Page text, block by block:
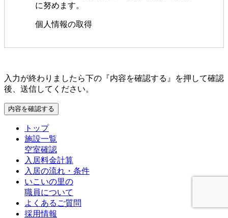
に努めます。
個人情報の取得
す。
個人情報の利用
者間との間で共同利用し、また
につき厳正な調査を行ったう
このフィールドは空のままにしてください。
入力が終わりましたら下の『内容を確認する』を押して確認
後、送信してください。
トップ
施設一覧
空室確認
入居料金計算
入居の流れ・条件
いこいの里の
職員について
よくあるご質問
採用情報